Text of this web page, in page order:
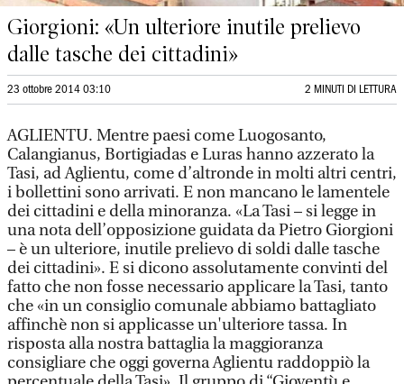
Giorgioni: «Un ulteriore inutile prelievo
dalle tasche dei cittadini»
23 ottobre 2014 03:10 2 MINUTI DI LETTURA
AGLIENTU. Mentre paesi come Luogosanto,
Calangianus, Bortigiadas e Luras hanno azzerato la
Tasi, ad Aglientu, come d’altronde in molti altri centri,
i bollettini sono arrivati. E non mancano le lamentele
dei cittadini e della minoranza. «La Tasi – si legge in
una nota dell’opposizione guidata da Pietro Giorgioni
– è un ulteriore, inutile prelievo di soldi dalle tasche
dei cittadini». E si dicono assolutamente convinti del
fatto che non fosse necessario applicare la Tasi, tanto
che «in un consiglio comunale abbiamo battagliato
affinchè non si applicasse un'ulteriore tassa. In
risposta alla nostra battaglia la maggioranza
consigliare che oggi governa Aglientu raddoppiò la